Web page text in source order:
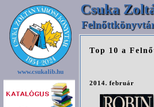
Csuka
www.csukalib.hu
Top 10 a
2014. február